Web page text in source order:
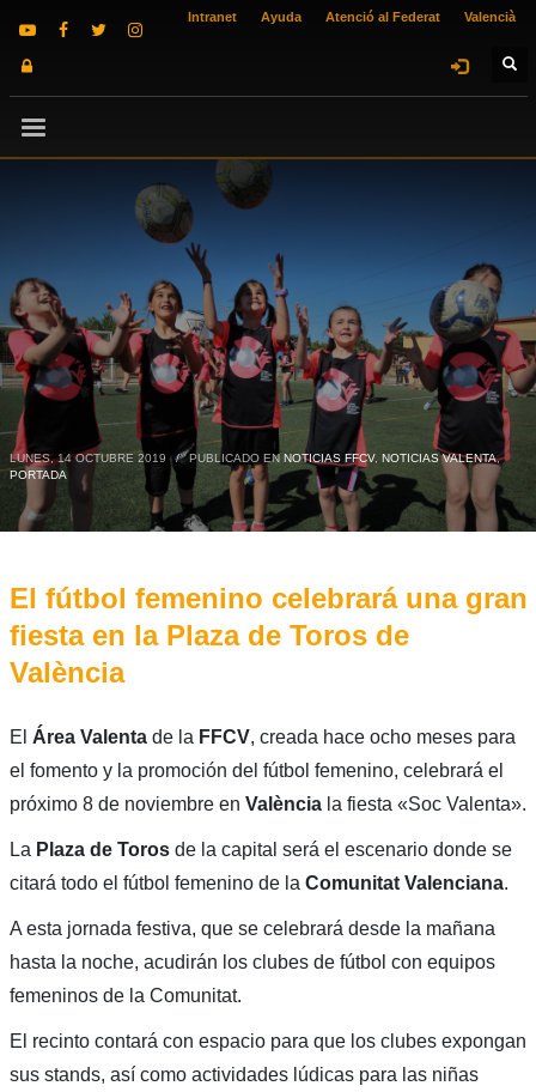
Intranet Ayuda Atenció al Federat Valencià
LUNES, 14 OCTUBRE 2019 / PUBLICADO EN NOTICIAS FFCV, NOTICIAS VALENTA,
PORTADA
El fútbol femenino celebrará una gran
fiesta en la Plaza de Toros de
València
El Área Valentade la FFCV, creada hace ocho meses para
el fomento y la promoción del fútbol femenino, celebrará el
próximo 8 de noviembre en Valènciala fiesta «Soc Valenta».
La Plaza de Toros de la capital será el escenario donde se
citará todo el fútbol femenino de la Comunitat Valenciana.
A esta jornada festiva, que se celebrará desde la mañana
hasta la noche, acudirán los clubes de fútbol con equipos
femeninos de la Comunitat.
El recinto contará con espacio para que los clubes expongan
sus stands, así como actividades lúdicas para las niñas